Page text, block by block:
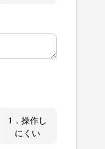
1．操作し
にくい